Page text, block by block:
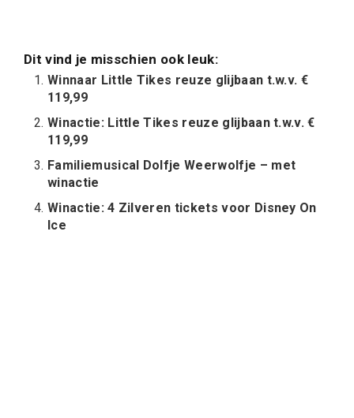
Dit vind je misschien ook leuk:
Winnaar Little Tikes reuze glijbaan t.w.v. €
119,99
Winactie: Little Tikes reuze glijbaan t.w.v. €
119,99
Familiemusical Dolfje Weerwolfje – met
winactie
Winactie: 4 Zilveren tickets voor Disney On
Ice